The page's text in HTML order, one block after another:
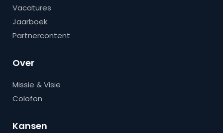
Vacatures
Jaarboek
Partnercontent
Over
Missie & Visie
Colofon
Kansen